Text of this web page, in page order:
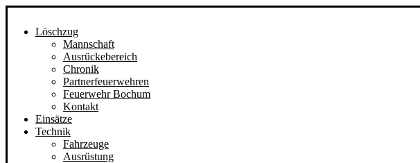
Löschzug
Mannschaft
Ausrückebereich
Chronik
Partnerfeuerwehren
Feuerwehr Bochum
Kontakt
Einsätze
Technik
Fahrzeuge
Ausrüstung